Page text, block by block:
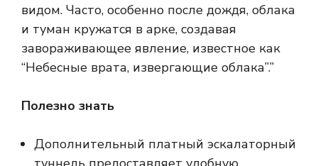
видом. Часто, особенно после дождя, облака
и туман кружатся в арке, создавая
завораживающее явление, известное как
“Небесные врата, извергающие облака”.”
Полезно знать
Дополнительный платный эскалаторный